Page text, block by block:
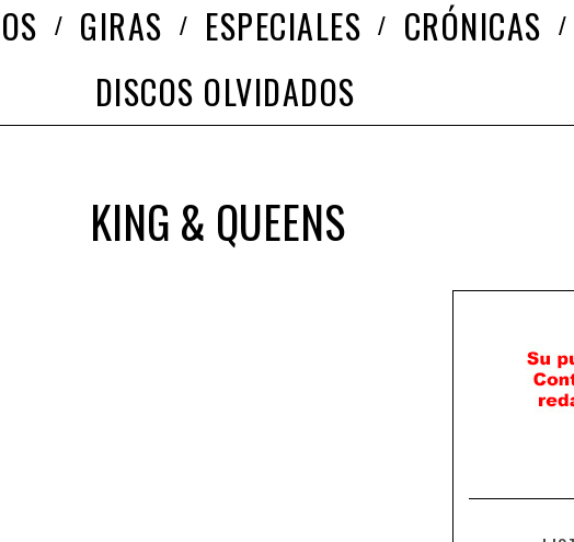
GIRAS ESPECIALES CRÓNICAS
DISCOS OLVIDADOS
KING & QUEENS